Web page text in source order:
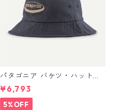
パタゴニア バケツ・ハット 3
3595 ’95 Oval Logo: Smold
er Blue
¥6,793
5%OFF